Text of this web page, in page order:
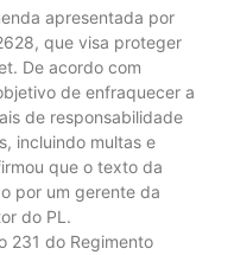
apresentada por
que visa proteger
De acordo com
de enfraquecer a
de responsabilidade
incluindo multas e
que o texto da
por um gerente da
do PL.
231 do Regimento